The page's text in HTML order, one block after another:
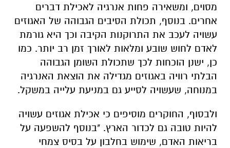
מסוים, ומשאירה פחות אנרגיה לאכילת דברים
אחרים. בנוסף, תכולת הסיבים הגבוהה של האגוזים
עשויה לעכב את התרוקנות הקיבה וכך היא גורמת
לאדם לחוש שובע ומלאות לאורך זמן רב יותר. כמו
כן, ישנן הוכחות לכך שתכולת השומן הגבוהה
הבלתי רוויה באגוזים מגדילה את הוצאת האנרגיה
במנוחה, שעשויה לסייע גם במניעת עלייה במשקל.
ולבסוף, החוקרים מוסיפים כי אכילת אגוזים עשויה
להיות טובה גם לכדור הארץ. "בנוסף להשפעה על
בריאות האדם, שימוש בחלבון על בסיס צמחי